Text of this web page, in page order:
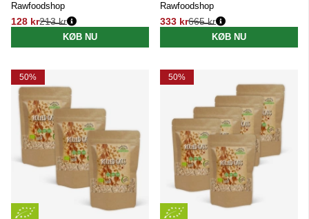
Rawfoodshop
128 kr
Normalpris:
213 kr
KØB NU
Rawfoodshop
333 kr
Normalpris:
665 kr
KØB NU
50% 50%